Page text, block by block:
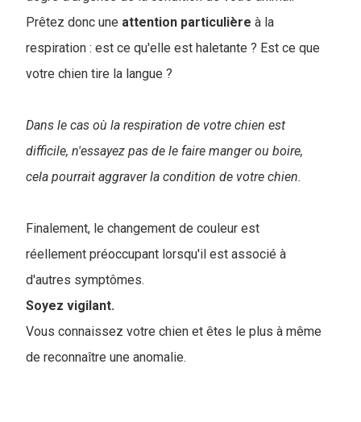
Prêtez donc une attention particulière à la
respiration : est ce qu'elle est haletante ? Est ce que
votre chien tire la langue ?
Dans le cas où la respiration de votre chien est
difficile, n'essayez pas de le faire manger ou boire,
cela pourrait aggraver la condition de votre chien.
Finalement, le changement de couleur est
réellement préoccupant lorsqu'il est associé à
d'autres symptômes.
Soyez vigilant.
Vous connaissez votre chien et êtes le plus à même
de reconnaître une anomalie.